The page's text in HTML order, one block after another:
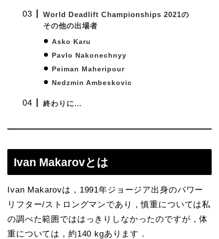
World Deadlift Championships 2021の
その他の出場者
Asko Karu
Pavlo Nakonechnyy
Peiman Maheripour
Nedzmin Ambeskovic
終わりに...
Ivan Makarovとは
Ivan Makarovは，1991年ジョージア出身のパワー
リフター/ストロングマンであり，慎重については私
の調べた範囲でははっきりしなかったのですが，体
重については，約140 kgあります．